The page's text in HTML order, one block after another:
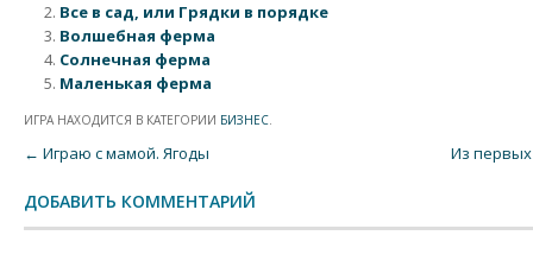
Все в сад, или Грядки в порядке
Волшебная ферма
Солнечная ферма
Маленькая ферма
ИГРА НАХОДИТСЯ В КАТЕГОРИИ БИЗНЕС.
Post navigation
← Играю с мамой. Ягоды Из
ДОБАВИТЬ КОММЕНТАРИЙ